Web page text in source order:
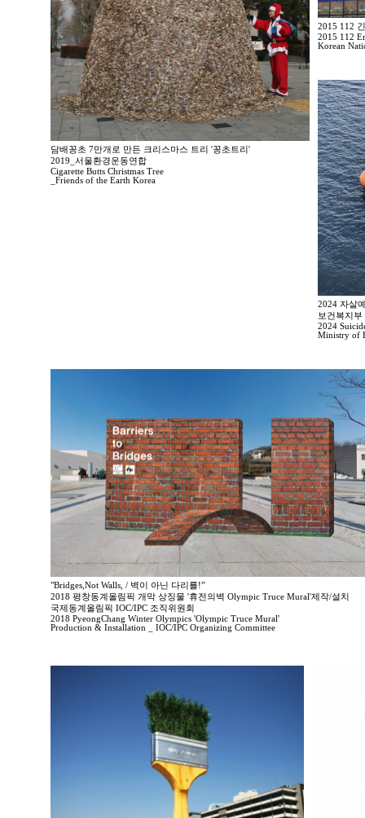
담배꽁초 7만개로 만든 크리스마스 트리 '꽁초트리'
2019_서울환경운동연합
Cigarette Butts Christmas Tree
_Friends of the Earth Korea
2015 112
2015 112
Korean
2024 자살
보건복지
2024
Ministry of
"Bridges,Not Walls, / 벽이 아닌 다리를!”
2018 평창동계올림픽 개막 상징물 '휴전의벽 Olympic Truce Mural'제작/설치
국제동계올림픽 IOC/IPC 조직위원회
2018 PyeongChang Winter Olympics 'Olympic Truce Mural'
Production & Installation _ IOC/IPC Organizing Committee